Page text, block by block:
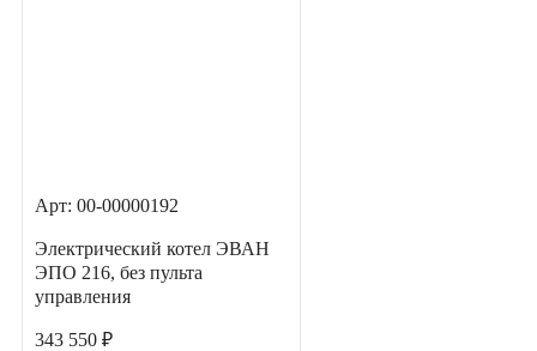
Арт: 00-00000192
Электрический котел ЭВАН
ЭПО 216, без пульта
управления
343 550 ₽